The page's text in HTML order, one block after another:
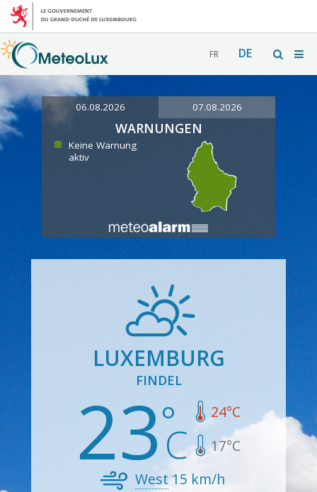
FR DE
06.08.2026 07.08.2026
WARNUNGEN
Keine Warnung
aktiv
LUXEMBURG
FINDEL
23 24°C
17°C
West15 km/h